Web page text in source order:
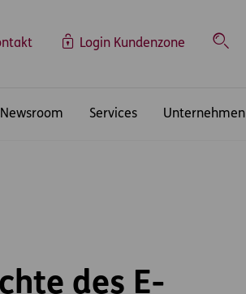
Login Kundenzone
Suche
Newsroom Services Unternehmen
des E-